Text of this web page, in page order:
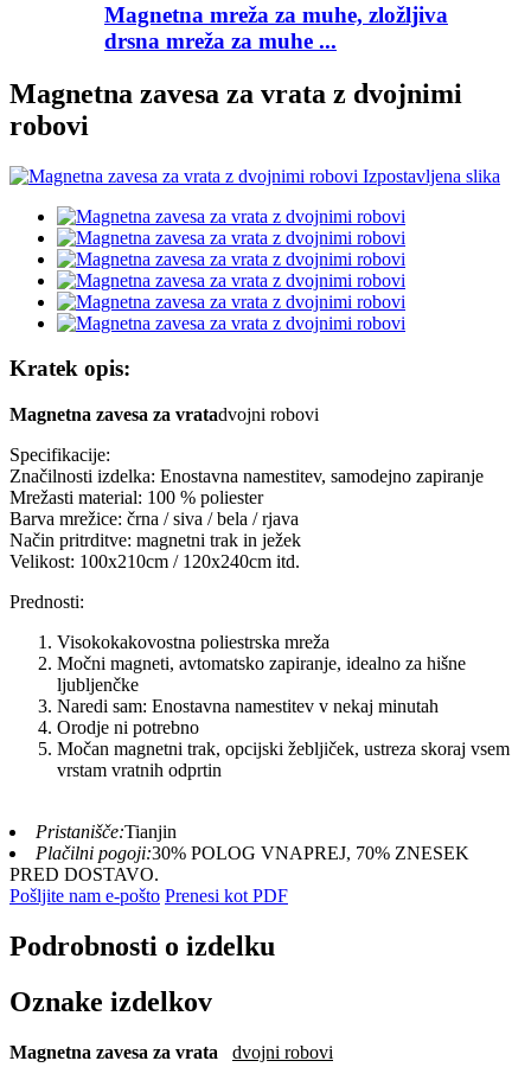
Magnetna mreža za muhe, zložljiva
drsna mreža za muhe ...
Magnetna zavesa za vrata z dvojnimi
robovi
Kratek opis:
Magnetna zavesa za vratadvojni robovi
Specifikacije:
Značilnosti izdelka: Enostavna namestitev, samodejno zapiranje
Mrežasti material: 100 % poliester
Barva mrežice: črna / siva / bela / rjava
Način pritrditve: magnetni trak in ježek
Velikost: 100x210cm / 120x240cm itd.
Prednosti:
Visokokakovostna poliestrska mreža
Močni magneti, avtomatsko zapiranje, idealno za hišne
ljubljenčke
Naredi sam: Enostavna namestitev v nekaj minutah
Orodje ni potrebno
Močan magnetni trak, opcijski žebljiček, ustreza skoraj vsem
vrstam vratnih odprtin
Pristanišče:Tianjin
Plačilni pogoji:30% POLOG VNAPREJ, 70% ZNESEK
PRED DOSTAVO.
Pošljite nam e-pošto Prenesi kot PDF
Podrobnosti o izdelku
Oznake izdelkov
Magnetna zavesa za vrata
dvojni robovi